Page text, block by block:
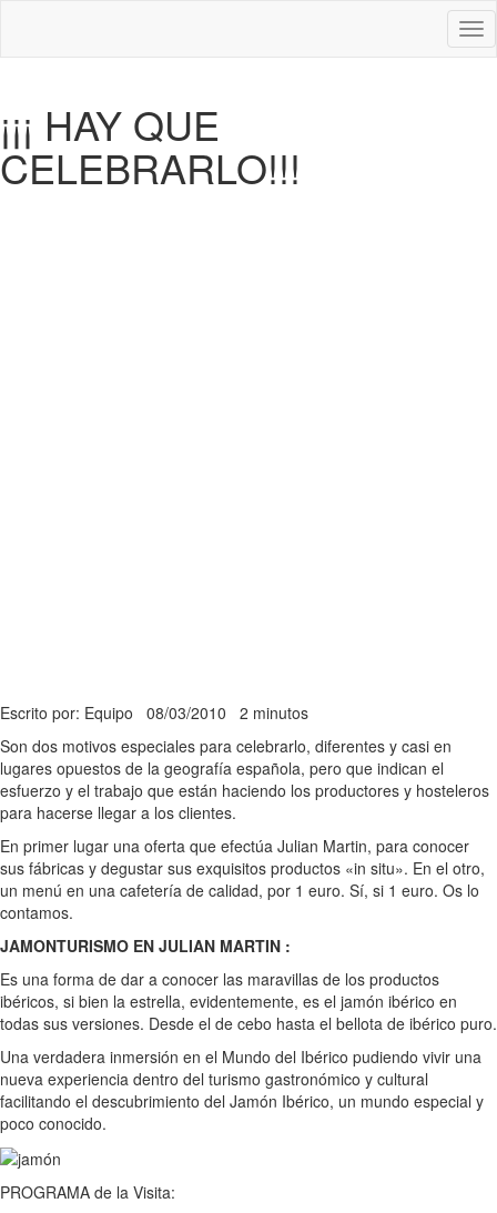
¡¡¡ HAY QUE
CELEBRARLO!!!
Escrito por: Equipo 08/03/2010 2 minutos
Son dos motivos especiales para celebrarlo, diferentes y casi en
lugares opuestos de la geografía española, pero que indican el
esfuerzo y el trabajo que están haciendo los productores y hosteleros
para hacerse llegar a los clientes.
En primer lugar una oferta que efectúa Julian Martin, para conocer
sus fábricas y degustar sus exquisitos productos «in situ». En el otro,
un menú en una cafetería de calidad, por 1 euro. Sí, si 1 euro. Os lo
contamos.
JAMONTURISMO EN JULIAN MARTIN :
Es una forma de dar a conocer las maravillas de los productos
ibéricos, si bien la estrella, evidentemente, es el jamón ibérico en
todas sus versiones. Desde el de cebo hasta el bellota de ibérico puro.
Una verdadera inmersión en el Mundo del Ibérico pudiendo vivir una
nueva experiencia dentro del turismo gastronómico y cultural
facilitando el descubrimiento del Jamón Ibérico, un mundo especial y
poco conocido.
PROGRAMA de la Visita: